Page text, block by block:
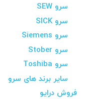
سرو SEW
سرو SICK
سرو Siemens
سرو Stober
سرو Toshiba
سایر برند های سرو
فروش درایو